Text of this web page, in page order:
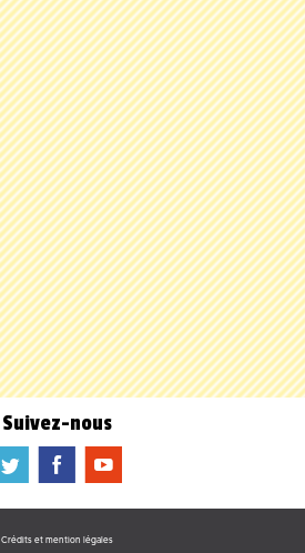
Suivez-nous
a b f
Crédits et mention légales